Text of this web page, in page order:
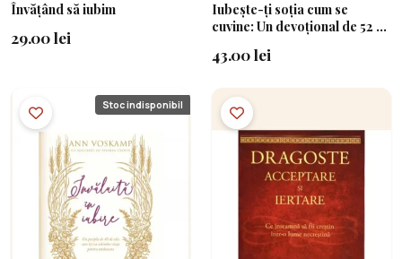
Învățând să iubim
29.00 lei
Iubește-ți soția cum se
cuvine: Un devoțional de 52 de
mai profundă și mai bogată
43.00 lei
Stoc indisponibil